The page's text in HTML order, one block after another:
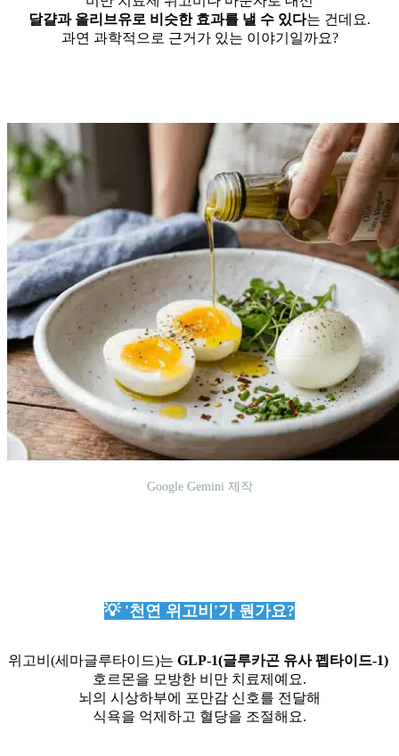
달걀과 올리브유로 비슷한 효과를 낼 수 있다는 건데요.
과연 과학적으로 근거가 있는 이야기일까요?
Google Gemini 제작
💡 '천연 위고비'가 뭔가요?
위고비(세마글루타이드)는 GLP-1(글루카곤 유사 펩타이드-1)
호르몬을 모방한 비만 치료제예요.
뇌의 시상하부에 포만감 신호를 전달해
식욕을 억제하고 혈당을 조절해요.